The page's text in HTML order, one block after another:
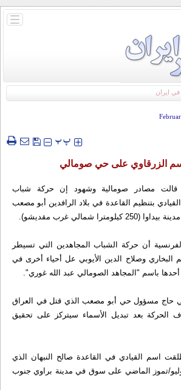
باز
ايران
‍‍‍ پپ
الزرقاوي على حي صومالي
قالت مصادر صومالية وشهود إن حركة شباب
بتنظيم القاعدة في بلاد الرافدين أبو مصعب
شمالي غرب مقديشو).
أن حركة الشباب المجاهدين التي تسيطر
البخاري وصلاح الدين الأيوبي عل أحياء أخرى في
أحدها باسم "المجاهد الصومالي عبد الله غوري".
حاج مسؤول حي أبو مصعب الذي قتل في العراق
أهداف الحركة بعد تبديل الأسماء سيتركز على تحقيق
اسم القيادي في القاعدة صالح النبهان الذي
تموز الماضي على سوق في مدينة براوي جنوب